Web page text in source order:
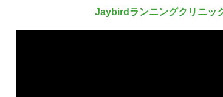
Jaybirdランニングクリニッ